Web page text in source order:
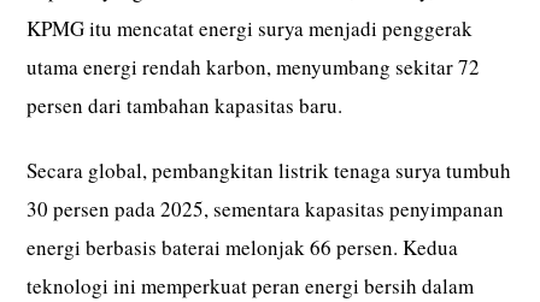
KPMG itu mencatat energi surya menjadi penggerak
utama energi rendah karbon, menyumbang sekitar 72
persen dari tambahan kapasitas baru.
Secara global, pembangkitan listrik tenaga surya tumbuh
30 persen pada 2025, sementara kapasitas penyimpanan
energi berbasis baterai melonjak 66 persen. Kedua
teknologi ini memperkuat peran energi bersih dalam